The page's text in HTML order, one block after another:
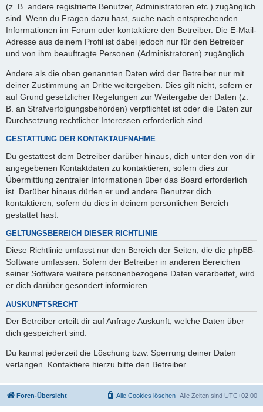
(z. B. andere registrierte Benutzer, Administratoren etc.) zugänglich
sind. Wenn du Fragen dazu hast, suche nach entsprechenden
Informationen im Forum oder kontaktiere den Betreiber. Die E-Mail-
Adresse aus deinem Profil ist dabei jedoch nur für den Betreiber
und von ihm beauftragte Personen (Administratoren) zugänglich.
Andere als die oben genannten Daten wird der Betreiber nur mit
deiner Zustimmung an Dritte weitergeben. Dies gilt nicht, sofern er
auf Grund gesetzlicher Regelungen zur Weitergabe der Daten (z.
B. an Strafverfolgungsbehörden) verpflichtet ist oder die Daten zur
Durchsetzung rechtlicher Interessen erforderlich sind.
GESTATTUNG DER KONTAKTAUFNAHME
Du gestattest dem Betreiber darüber hinaus, dich unter den von dir
angegebenen Kontaktdaten zu kontaktieren, sofern dies zur
Übermittlung zentraler Informationen über das Board erforderlich
ist. Darüber hinaus dürfen er und andere Benutzer dich
kontaktieren, sofern du dies in deinem persönlichen Bereich
gestattet hast.
GELTUNGSBEREICH DIESER RICHTLINIE
Diese Richtlinie umfasst nur den Bereich der Seiten, die die phpBB-
Software umfassen. Sofern der Betreiber in anderen Bereichen
seiner Software weitere personenbezogene Daten verarbeitet, wird
er dich darüber gesondert informieren.
AUSKUNFTSRECHT
Der Betreiber erteilt dir auf Anfrage Auskunft, welche Daten über
dich gespeichert sind.
Du kannst jederzeit die Löschung bzw. Sperrung deiner Daten
verlangen. Kontaktiere hierzu bitte den Betreiber.
Foren-Übersicht Alle Zeiten sind UTC+02:00
Alle Cookies löschen